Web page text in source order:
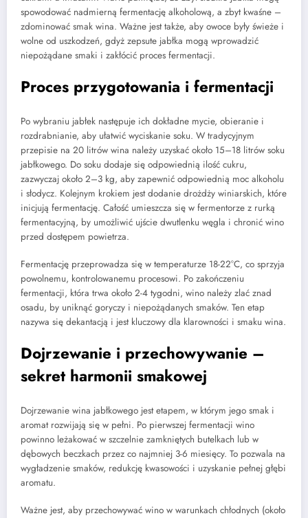
spowodować nadmierną fermentację alkoholową, a zbyt kwaśne –
zdominować smak wina. Ważne jest także, aby owoce były świeże i
wolne od uszkodzeń, gdyż zepsute jabłka mogą wprowadzić
niepożądane smaki i zakłócić proces fermentacji.
Proces przygotowania i fermentacji
Po wybraniu jabłek następuje ich dokładne mycie, obieranie i
rozdrabnianie, aby ułatwić wyciskanie soku. W tradycyjnym
przepisie na 20 litrów wina należy uzyskać około 15–18 litrów soku
jabłkowego. Do soku dodaje się odpowiednią ilość cukru,
zazwyczaj około 2–3 kg, aby zapewnić odpowiednią moc alkoholu
i słodycz. Kolejnym krokiem jest dodanie drożdży winiarskich, które
inicjują fermentację. Całość umieszcza się w fermentorze z rurką
fermentacyjną, by umożliwić ujście dwutlenku węgla i chronić wino
przed dostępem powietrza.
Fermentację przeprowadza się w temperaturze 18-22°C, co sprzyja
powolnemu, kontrolowanemu procesowi. Po zakończeniu
fermentacji, która trwa około 2-4 tygodni, wino należy zlać znad
osadu, by uniknąć goryczy i niepożądanych smaków. Ten etap
nazywa się dekantacją i jest kluczowy dla klarowności i smaku wina.
Dojrzewanie i przechowywanie –
sekret harmonii smakowej
Dojrzewanie wina jabłkowego jest etapem, w którym jego smak i
aromat rozwijają się w pełni. Po pierwszej fermentacji wino
powinno leżakować w szczelnie zamkniętych butelkach lub w
dębowych beczkach przez co najmniej 3-6 miesięcy. To pozwala na
wygładzenie smaków, redukcję kwasowości i uzyskanie pełnej głębi
aromatu.
Ważne jest, aby przechowywać wino w warunkach chłodnych (około